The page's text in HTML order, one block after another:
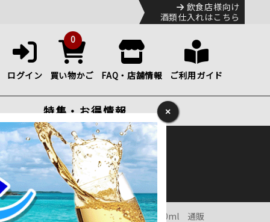
飲食店様向け
酒類仕入れはこちら
ログイン
0
買い物かご FAQ・店舗情報 ご利用ガイド
特集・お得情報
のHPをご確認下さい。
ンチン メンドーサ 赤ワイン フルボディ 750ml 通販
×